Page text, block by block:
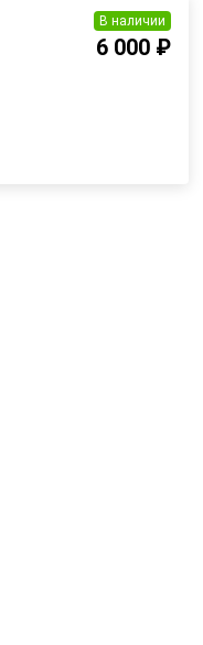
В наличии
6 000 ₽